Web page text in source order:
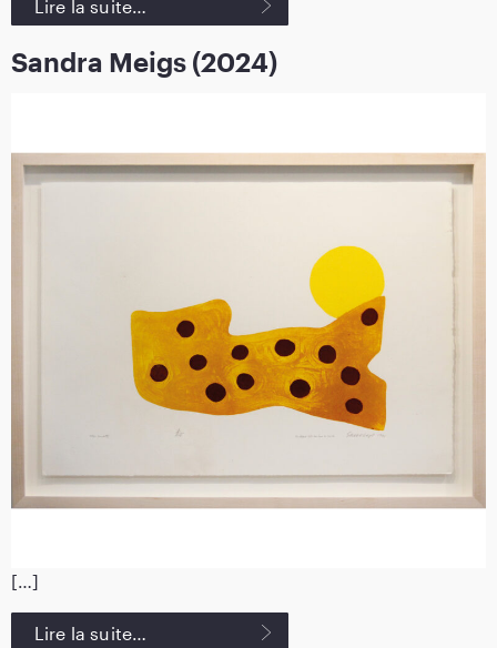
Lire la suite…
Sandra Meigs (2024)
[…]
Lire la suite…